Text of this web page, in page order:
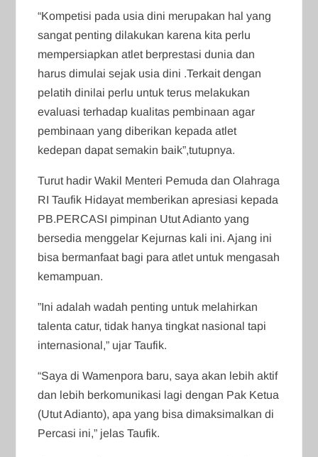
“Kompetisi pada usia dini merupakan hal yang
sangat penting dilakukan karena kita perlu
mempersiapkan atlet berprestasi dunia dan
harus dimulai sejak usia dini .Terkait dengan
pelatih dinilai perlu untuk terus melakukan
evaluasi terhadap kualitas pembinaan agar
pembinaan yang diberikan kepada atlet
kedepan dapat semakin baik”,tutupnya.
Turut hadir Wakil Menteri Pemuda dan Olahraga
RI Taufik Hidayat memberikan apresiasi kepada
PB.PERCASI pimpinan Utut Adianto yang
bersedia menggelar Kejurnas kali ini. Ajang ini
bisa bermanfaat bagi para atlet untuk mengasah
kemampuan.
”Ini adalah wadah penting untuk melahirkan
talenta catur, tidak hanya tingkat nasional tapi
internasional,” ujar Taufik.
“Saya di Wamenpora baru, saya akan lebih aktif
dan lebih berkomunikasi lagi dengan Pak Ketua
(Utut Adianto), apa yang bisa dimaksimalkan di
Percasi ini,” jelas Taufik.